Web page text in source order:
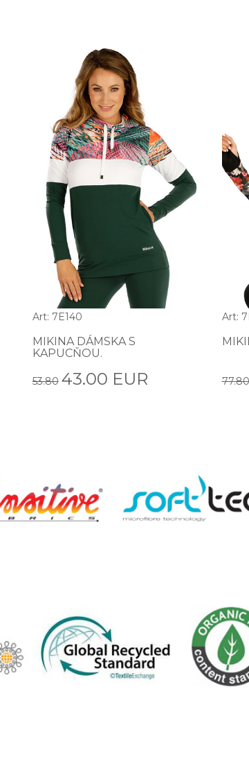
Art: 7E140
MIKINA DÁMSKA S
KAPUCŇOU.
53.80 43.00 EUR
Art:
77.80